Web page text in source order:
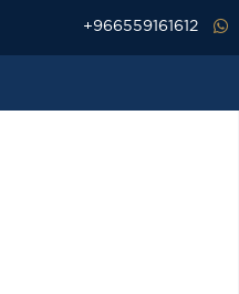
تخطي
إلى
966559161612+